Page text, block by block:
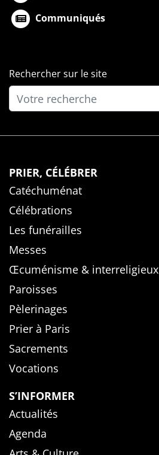
Communiqués
Rechercher sur le site
PRIER, CÉLÉBRER
Catéchuménat
Célébrations
Les funérailles
Messes
Œcuménisme & interreligieux
Paroisses
Pèlerinages
Prier à Paris
Sacrements
Vocations
S’INFORMER
Actualités
Agenda